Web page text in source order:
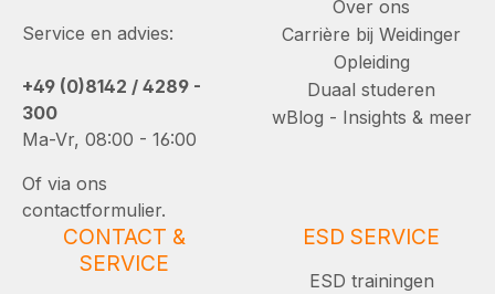
Service en advies:
+49 (0)8142 / 4289 -
300
Ma-Vr, 08:00 - 16:00
Of via ons
contactformulier.
Over ons
Carrière bij Weidinger
Opleiding
Duaal studeren
wBlog - Insights & meer
CONTACT &
SERVICE
ESD SERVICE
ESD trainingen